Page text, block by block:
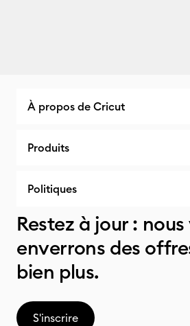
À propos de Cricut
Produits
Politiques
Restez à jour : nous
enverrons des
bien plus.
S'inscrire